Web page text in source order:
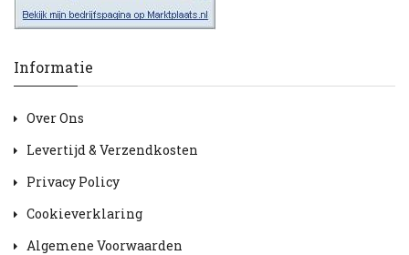
Informatie
Over Ons
Levertijd & Verzendkosten
Privacy Policy
Cookieverklaring
Algemene Voorwaarden